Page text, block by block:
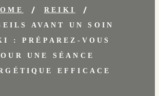
REIKI
AVANT UN SOIN
: PRÉPAREZ-VOUS
UNE SÉANCE
EFFICACE